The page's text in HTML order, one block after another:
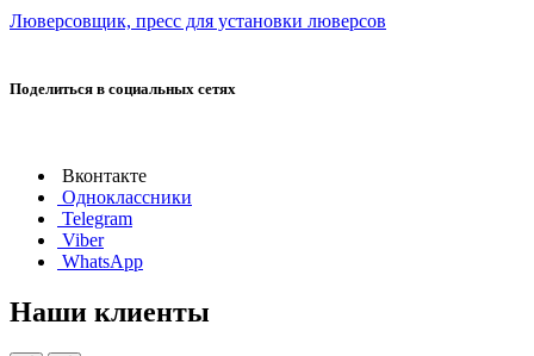
Люверсовщик, пресс для установки люверсов
Поделиться в социальных сетях
Вконтакте
Одноклассники
Telegram
Viber
WhatsApp
Наши клиенты